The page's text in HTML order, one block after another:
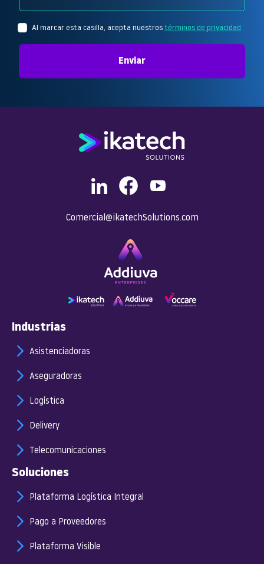
Al marcar esta casilla, acepta nuestros términos de privacidad
Enviar
Comercial@ikatechSolutions.com
Industrias
Asistenciadoras
Aseguradoras
Logística
Delivery
Telecomunicaciones
Soluciones
Plataforma Logística Integral
Pago a Proveedores
Plataforma Visible